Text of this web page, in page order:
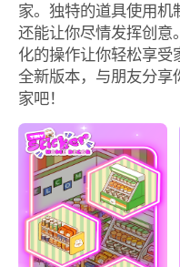
家。独特的道具使用机
还能让你尽情发挥创意
化的操作让你轻松享受
全新版本，与朋友分享
家吧！